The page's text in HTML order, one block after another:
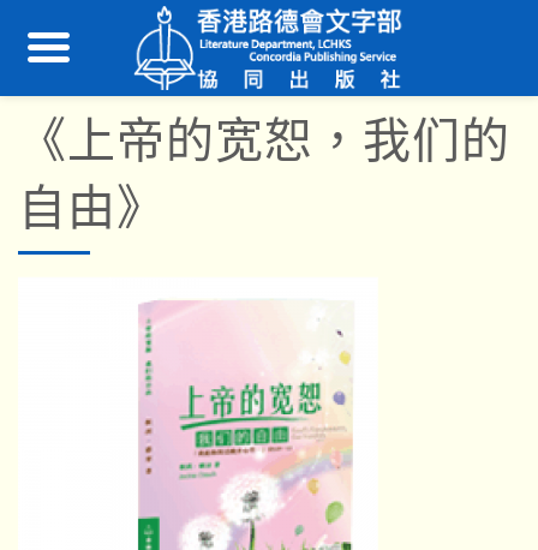
《上帝的宽恕，我们的
自由》